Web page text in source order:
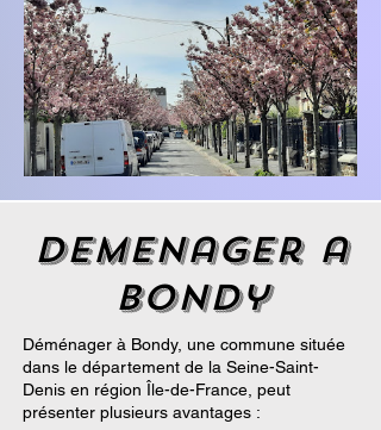
demenager a
bondy
Déménager à Bondy, une commune située
dans le département de la Seine-Saint-
Denis en région Île-de-France, peut
présenter plusieurs avantages :